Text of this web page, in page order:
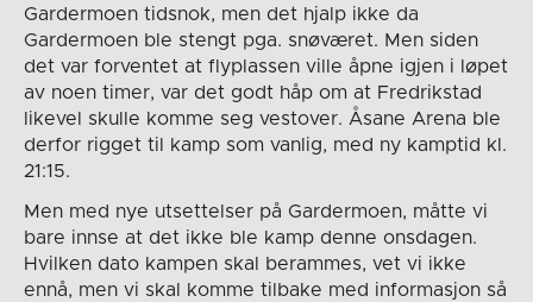
Gardermoen tidsnok, men det hjalp ikke da
Gardermoen ble stengt pga. snøværet. Men siden
det var forventet at flyplassen ville åpne igjen i løpet
av noen timer, var det godt håp om at Fredrikstad
likevel skulle komme seg vestover. Åsane Arena ble
derfor rigget til kamp som vanlig, med ny kamptid kl.
21:15.
Men med nye utsettelser på Gardermoen, måtte vi
bare innse at det ikke ble kamp denne onsdagen.
Hvilken dato kampen skal berammes, vet vi ikke
ennå, men vi skal komme tilbake med informasjon så